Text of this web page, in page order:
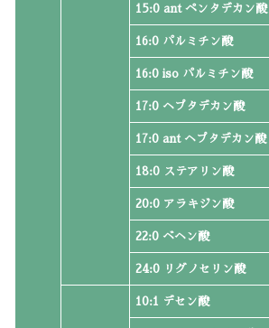
15:0 ant ペンタデカン酸
16:0 パルミチン酸
16:0 iso パルミチン酸
17:0 ヘプタデカン酸
17:0 ant ヘプタデカン酸
18:0 ステアリン酸
20:0 アラキジン酸
22:0 ベヘン酸
24:0 リグノセリン酸
10:1 デセン酸